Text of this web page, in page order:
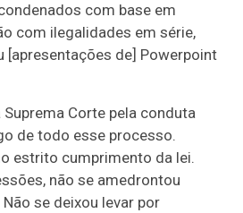
com base em
com ilegalidades em série,
[apresentações de] Powerpoint
Suprema Corte pela conduta
de todo esse processo.
estrito cumprimento da lei.
não se amedrontou
se deixou levar por